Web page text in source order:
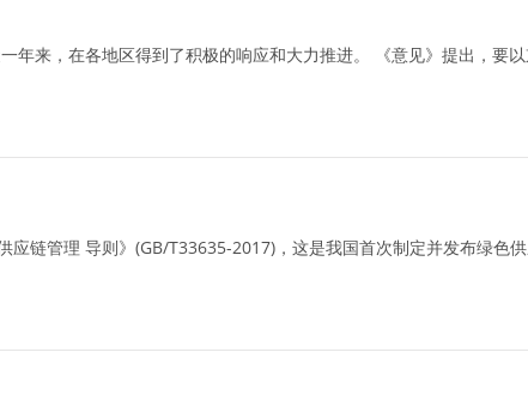
年来，在各地区得到了积极的响应和大力推进。 《意见》提出，要
链管理 导则》(GB/T33635-2017)，这是我国首次制定并发布绿色